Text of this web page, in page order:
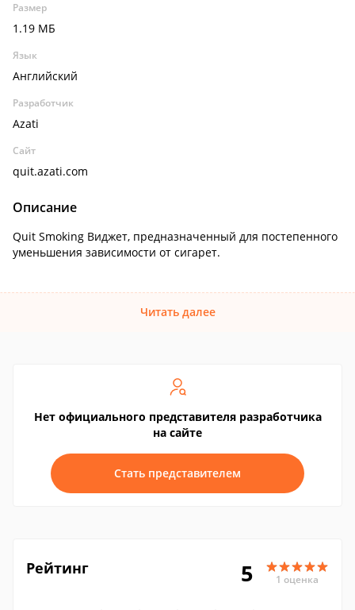
Размер
1.19 МБ
Язык
Английский
Разработчик
Azati
Сайт
quit.azati.com
Описание
Quit Smoking Виджет, предназначенный для постепенного
уменьшения зависимости от сигарет.
Читать далее
Нет официального представителя разработчика
на сайте
Стать представителем
Рейтинг 5 1 оценка